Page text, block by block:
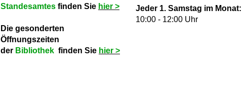
Standesamtes finden Sie hier >
Die gesonderten
Öffnungszeiten
der Bibliothek finden Sie hier >
Jeder 1. Samstag im Monat:
10:00 - 12:00 Uhr